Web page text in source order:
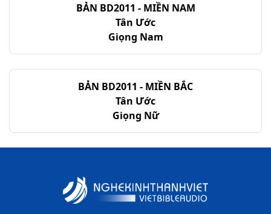
Ma-thi-ơ - Chương 14
Ma-thi-ơ - Chương 15
Ma-thi-ơ - Chương 17
Ma-thi-ơ - Chương 18
Ma-thi-ơ - Chương 19
Ma-thi-ơ - Chương 21
Ma-thi-ơ - Chương 22
BẢN BD2011 - MIỀN NAM
Tân Ước
Giọng Nam
BẢN BD2011 - MIỀN BẮC
Tân Ước
Giọng Nữ